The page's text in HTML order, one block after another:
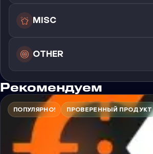
MISC
OTHER
Рекомендуем
ПОПУЛЯРНО! ПРОВЕРЕННЫЙ ПРОДУКТ